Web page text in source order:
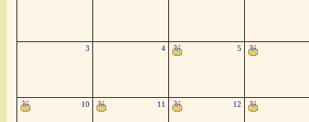
3 4 5
10 11 12